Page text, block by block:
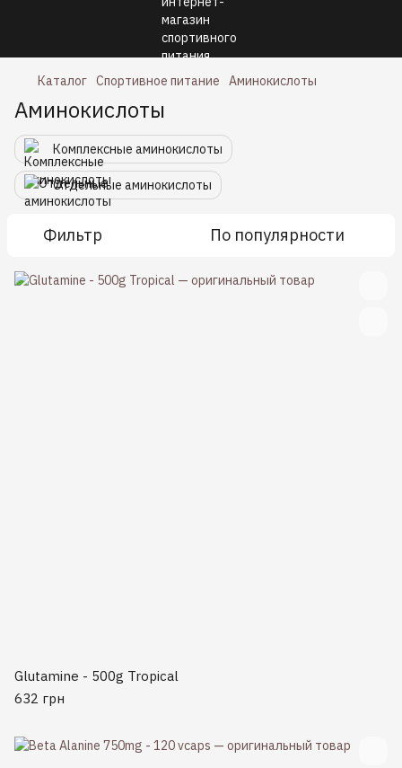
Каталог Спортивное питание Аминокислоты
Аминокислоты
Комплексные аминокислоты
Отдельные аминокислоты
Фильтр По популярности
Glutamine - 500g Tropical
632 грн